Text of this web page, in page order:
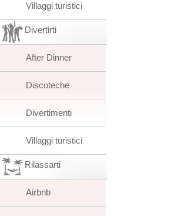
Villaggi turistici
Divertirti
After Dinner
Discoteche
Divertimenti
Villaggi turistici
Rilassarti
Airbnb